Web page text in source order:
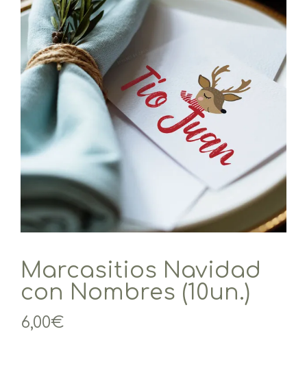
Marcasitios Navidad
con Nombres (10un.)
6,00€